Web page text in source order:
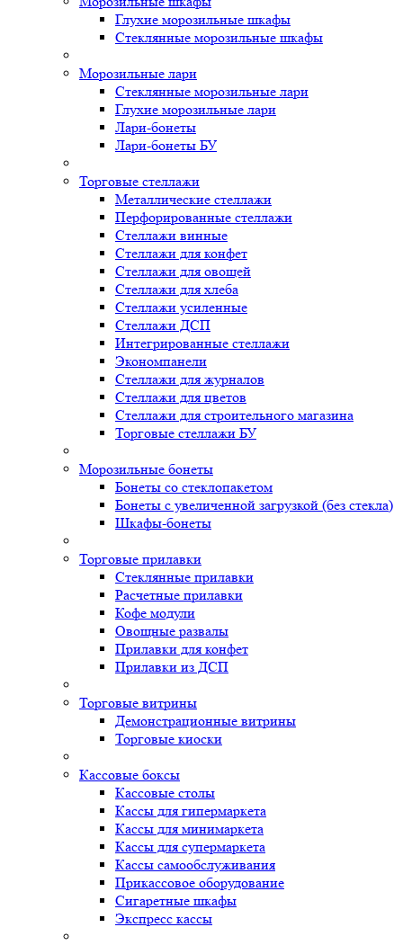
Глухие морозильные шкафы
Стеклянные морозильные шкафы
Морозильные лари
Стеклянные морозильные лари
Глухие морозильные лари
Лари-бонеты
Лари-бонеты БУ
Торговые стеллажи
Металлические стеллажи
Перфорированные стеллажи
Стеллажи винные
Стеллажи для конфет
Стеллажи для овощей
Стеллажи для хлеба
Стеллажи усиленные
Стеллажи ДСП
Интегрированные стеллажи
Экономпанели
Стеллажи для журналов
Стеллажи для цветов
Стеллажи для строительного магазина
Торговые стеллажи БУ
Морозильные бонеты
Бонеты со стеклопакетом
Бонеты с увеличенной загрузкой (без стекла)
Шкафы-бонеты
Торговые прилавки
Стеклянные прилавки
Расчетные прилавки
Кофе модули
Овощные развалы
Прилавки для конфет
Прилавки из ДСП
Торговые витрины
Демонстрационные витрины
Торговые киоски
Кассовые боксы
Кассовые столы
Кассы для гипермаркета
Кассы для минимаркета
Кассы для супермаркета
Кассы самообслуживания
Прикассовое оборудование
Сигаретные шкафы
Экспресс кассы